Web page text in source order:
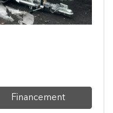
Financement